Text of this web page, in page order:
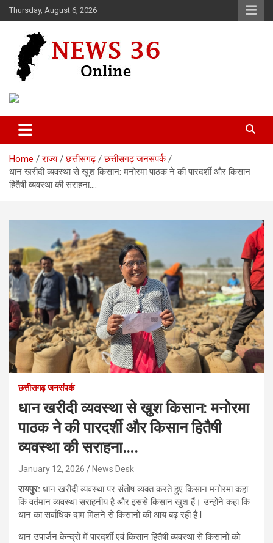
Skip
to
Thursday, August 6, 2026
News 36
Home राज्य छत्तीसगढ़
छत्तीसगढ़ जनसंपर्क
धान खरीदी व्यवस्था से खुश किसान: मनोरमा पाठक ने की पारदर्शी और किसान
हितैषी व्यवस्था की सराहना….
छत्तीसगढ़ जनसंपर्क
धान खरीदी व्यवस्था से खुश किसान: मनोरमा
पाठक ने की पारदर्शी और किसान हितैषी
व्यवस्था की सराहना….
January 12, 2026 News Desk
रायपुर: धान खरीदी व्यवस्था पर संतोष व्यक्त करते हुए किसान मनोरमा कहा
कि वर्तमान व्यवस्था सराहनीय है और इससे किसान खुश हैं। उन्होंने कहा कि
धान का सर्वाधिक दाम मिलने से किसानों की आय बढ़ रही है l
धान उपार्जन केन्द्रों में पारदर्शी एवं किसान हितैषी व्यवस्था से किसानों को